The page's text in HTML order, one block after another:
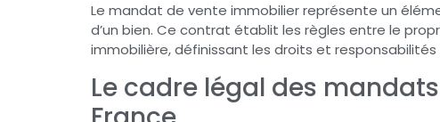
Le mandat de vente immobilier représente un
d’un bien. Ce contrat établit les règles entre le
immobilière, définissant les droits et
Le cadre légal des